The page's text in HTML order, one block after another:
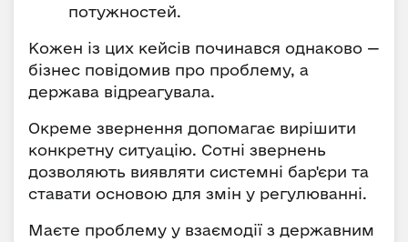
потужностей.
Кожен із цих кейсів починався однаково —
бізнес повідомив про проблему, а
держава відреагувала.
Окреме звернення допомагає вирішити
конкретну ситуацію. Сотні звернень
дозволяють виявляти системні бар'єри та
ставати основою для змін у регулюванні.
Маєте проблему у взаємодії з державним